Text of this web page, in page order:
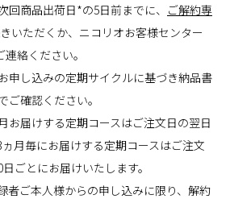
回商品出荷日*の5日前までに、 ご解約専
いただくか、ニコリオお客様センター
絡ください。
申し込みの定期サイクルに基づき納品書
ご確認ください。
お届けする定期コースはご注文日の翌日
月毎にお届けする定期コースはご注文
ごとにお届けいたします。
者ご本人様からの申し込みに限り、解約